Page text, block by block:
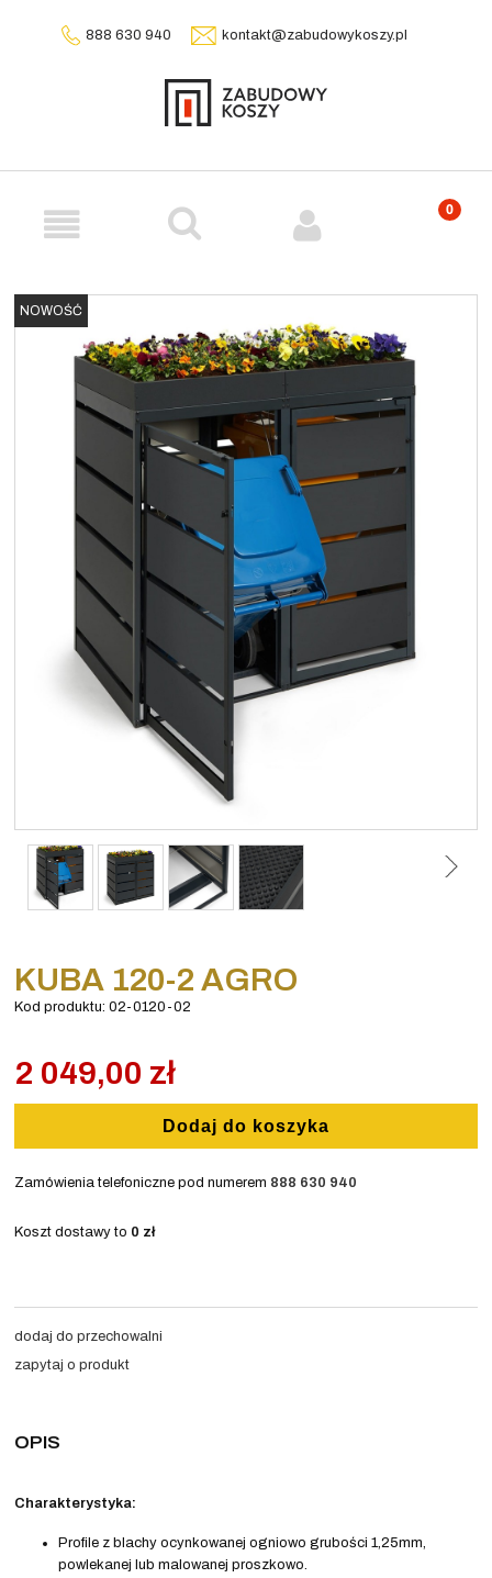
888 630 940 kontakt@zabudowykoszy.pl
NOWOŚĆ
KUBA 120-2 AGRO
Kod produktu: 02-0120-02
2 049,00 zł
Dodaj do koszyka
Zamówienia telefoniczne pod numerem 888 630 940
Koszt dostawy to 0 zł
dodaj do przechowalni
zapytaj o produkt
OPIS
Charakterystyka:
Profile z blachy ocynkowanej ogniowo grubości 1,25mm,
powlekanej lub malowanej proszkowo.